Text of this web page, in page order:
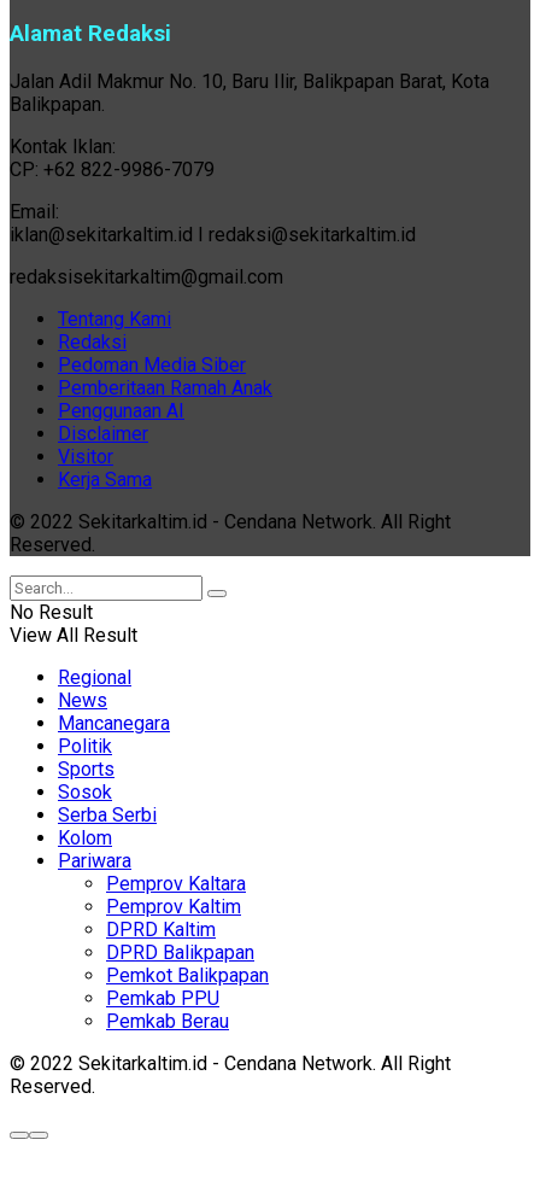
Alamat Redaksi
Jalan Adil Makmur No. 10, Baru Ilir, Balikpapan Barat, Kota
Balikpapan.
Kontak Iklan:
CP: +62 822-9986-7079
Email:
iklan@sekitarkaltim.id I redaksi@sekitarkaltim.id
redaksisekitarkaltim@gmail.com
Tentang Kami
Redaksi
Pedoman Media Siber
Pemberitaan Ramah Anak
Penggunaan AI
Disclaimer
Visitor
Kerja Sama
© 2022 Sekitarkaltim.id - Cendana Network. All Right
Reserved.
No Result
View All Result
Regional
News
Mancanegara
Politik
Sports
Sosok
Serba Serbi
Kolom
Pariwara
Pemprov Kaltara
Pemprov Kaltim
DPRD Kaltim
DPRD Balikpapan
Pemkot Balikpapan
Pemkab PPU
Pemkab Berau
© 2022 Sekitarkaltim.id - Cendana Network. All Right
Reserved.